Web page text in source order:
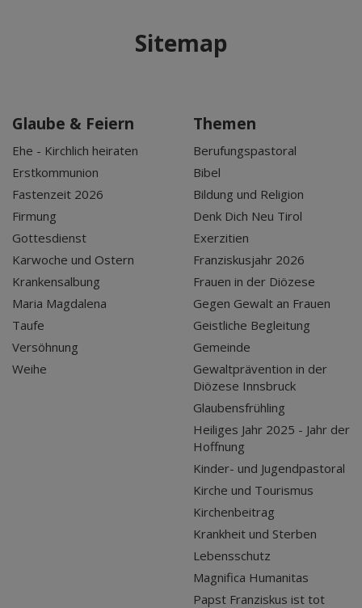
Sitemap
Glaube & Feiern
Ehe - Kirchlich heiraten
Erstkommunion
Fastenzeit 2026
Firmung
Gottesdienst
Karwoche und Ostern
Krankensalbung
Maria Magdalena
Taufe
Versöhnung
Weihe
Themen
Berufungspastoral
Bibel
Bildung und Religion
Denk Dich Neu Tirol
Exerzitien
Franziskusjahr 2026
Frauen in der Diözese
Gegen Gewalt an Frauen
Geistliche Begleitung
Gemeinde
Gewaltprävention in der
Diözese Innsbruck
Glaubensfrühling
Heiliges Jahr 2025 - Jahr der
Hoffnung
Kinder- und Jugendpastoral
Kirche und Tourismus
Kirchenbeitrag
Krankheit und Sterben
Lebensschutz
Magnifica Humanitas
Papst Franziskus ist tot